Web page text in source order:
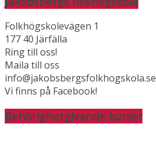
Folkhögskolevägen 1
177 40 Järfälla
Ring till oss!
Maila till oss
info@jakobsbergsfolkhogskola.se
Vi finns på Facebook!
Behörighetgivande kurser